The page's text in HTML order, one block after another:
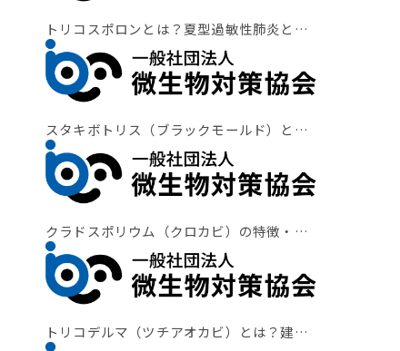
トリコスポロンとは？夏型過敏性肺炎と住宅対策
スタキボトリス（ブラックモールド）とは？湿害と対策
クラドスポリウム（クロカビ）の特徴・健康影響と検査法
トリコデルマ（ツチアオカビ）とは？建材影響と検査法